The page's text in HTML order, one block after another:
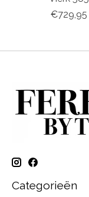
€729,95
Categorieën